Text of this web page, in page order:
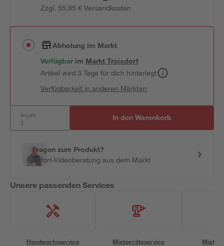
Zzgl. 55,95 € Versandkosten
Abholung im Markt
Verfügbar im MarktTroisdorf
Artikel wird 3 Tage für dich hinterlegt
Verfügbarkeit in anderen Märkten
Anzahl: In den Warenkorb
Fragen zum Produkt?
Sofort-Videoberatung aus dem Markt
Unsere passenden Services
Handwerksservice Mietgeräteservice